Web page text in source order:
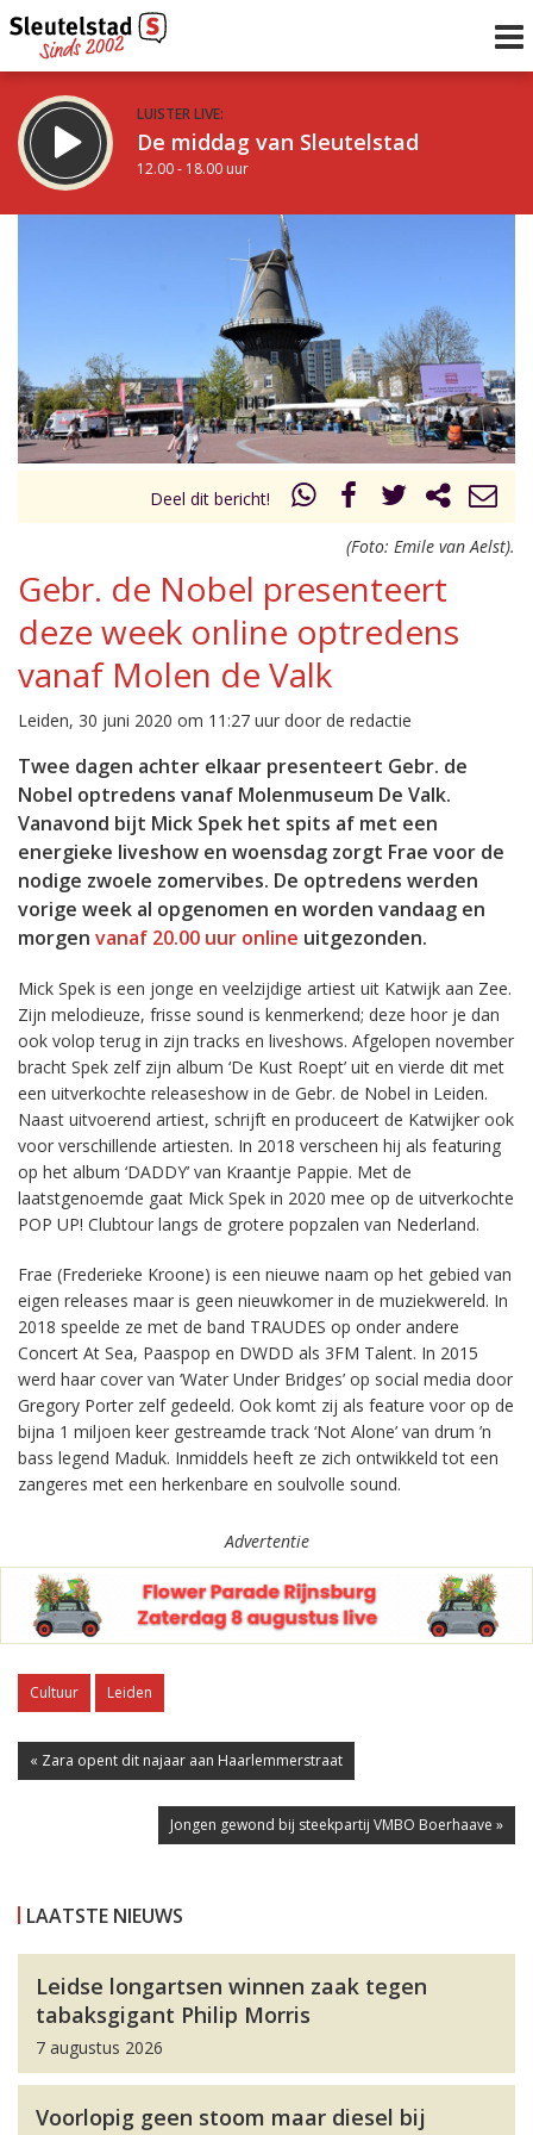
LUISTER LIVE:
De middag van Sleutelstad
12.00 - 18.00 uur
De vrijdagavond met Keanu
uur 1 van 0
Deel dit bericht!
(Foto: Emile van Aelst).
Gebr. de Nobel presenteert
deze week online optredens
vanaf Molen de Valk
Leiden, 30 juni 2020 om 11:27 uur door de redactie
Twee dagen achter elkaar presenteert Gebr. de
Nobel optredens vanaf Molenmuseum De Valk.
Vanavond bijt Mick Spek het spits af met een
energieke liveshow en woensdag zorgt Frae voor de
nodige zwoele zomervibes. De optredens werden
vorige week al opgenomen en worden vandaag en
morgen vanaf 20.00 uur online uitgezonden.
Mick Spek is een jonge en veelzijdige artiest uit Katwijk aan Zee.
Zijn melodieuze, frisse sound is kenmerkend; deze hoor je dan
ook volop terug in zijn tracks en liveshows. Afgelopen november
bracht Spek zelf zijn album ‘De Kust Roept’ uit en vierde dit met
een uitverkochte releaseshow in de Gebr. de Nobel in Leiden.
Naast uitvoerend artiest, schrijft en produceert de Katwijker ook
voor verschillende artiesten. In 2018 verscheen hij als featuring
op het album ‘DADDY’ van Kraantje Pappie. Met de
laatstgenoemde gaat Mick Spek in 2020 mee op de uitverkochte
POP UP! Clubtour langs de grotere popzalen van Nederland.
Frae (Frederieke Kroone) is een nieuwe naam op het gebied van
eigen releases maar is geen nieuwkomer in de muziekwereld. In
2018 speelde ze met de band TRAUDES op onder andere
Concert At Sea, Paaspop en DWDD als 3FM Talent. In 2015
werd haar cover van ‘Water Under Bridges’ op social media door
Gregory Porter zelf gedeeld. Ook komt zij als feature voor op de
bijna 1 miljoen keer gestreamde track ‘Not Alone’ van drum ’n
bass legend Maduk. Inmiddels heeft ze zich ontwikkeld tot een
zangeres met een herkenbare en soulvolle sound.
Advertentie
Cultuur Leiden
« Zara opent dit najaar aan Haarlemmerstraat
Jongen gewond bij steekpartij VMBO Boerhaave »
LAATSTE NIEUWS
Leidse longartsen winnen zaak tegen
tabaksgigant Philip Morris
7 augustus 2026
Voorlopig geen stoom maar diesel bij